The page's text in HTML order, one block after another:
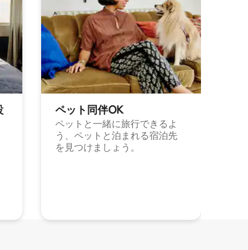
ペット同⁠伴OK
ペットと一緒に旅行できるよ
う、ペットと泊まれる宿泊先
を見つけましょう。